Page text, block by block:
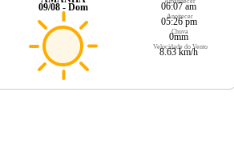
09/08 - Dom 06:07 am
Anoitecer
05:26 pm
Chuva
0mm
Velocidade do Vento
8.63 km/h